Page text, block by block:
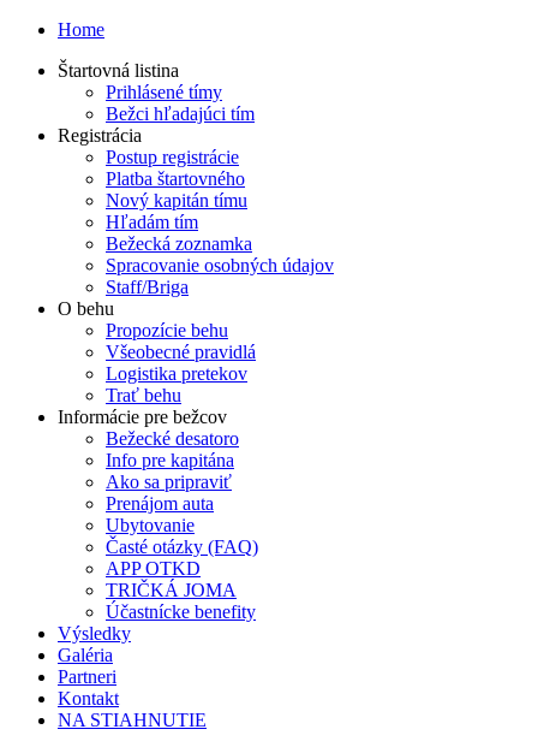
Home
Štartovná listina
Prihlásené tímy
Bežci hľadajúci tím
Registrácia
Postup registrácie
Platba štartovného
Nový kapitán tímu
Hľadám tím
Bežecká zoznamka
Spracovanie osobných údajov
Staff/Briga
O behu
Propozície behu
Všeobecné pravidlá
Logistika pretekov
Trať behu
Informácie pre bežcov
Bežecké desatoro
Info pre kapitána
Ako sa pripraviť
Prenájom auta
Ubytovanie
Časté otázky (FAQ)
APP OTKD
TRIČKÁ JOMA
Účastnícke benefity
Výsledky
Galéria
Partneri
Kontakt
NA STIAHNUTIE